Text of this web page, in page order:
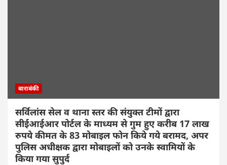
बाराबंकी
सर्विलांस सेल व थाना स्तर की संयुक्त टीमों द्वारा
सीईआईआर पोर्टल के माध्यम से गुम हुए करीब 17 लाख
रुपये कीमत के 83 मोबाइल फोन किये गये बरामद, अपर
पुलिस अधीक्षक द्वारा मोबाइलों को उनके स्वामियों के
किया गया सुपुर्द